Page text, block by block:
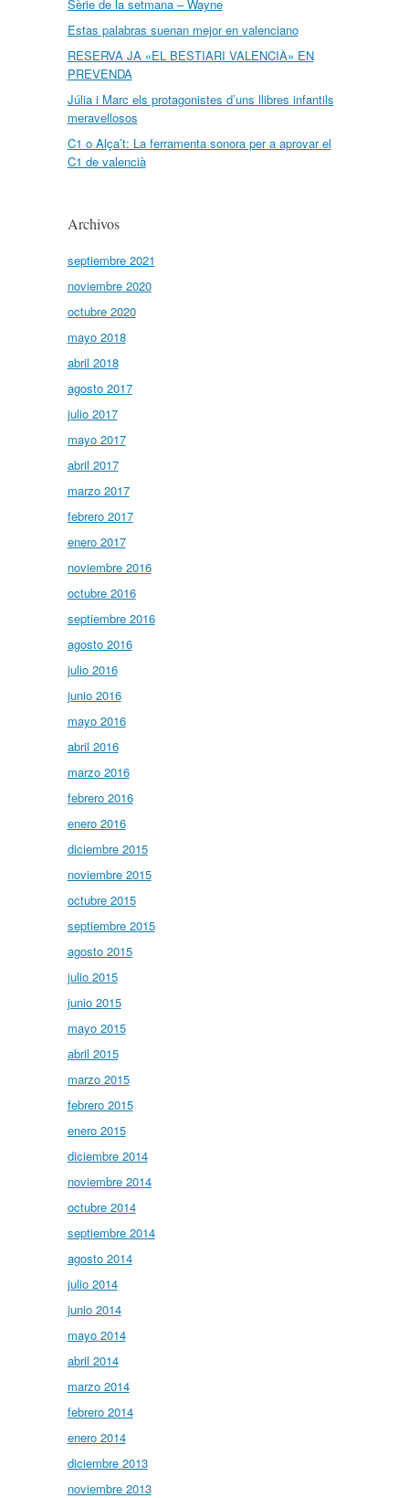
Sèrie de la setmana – Wayne
Estas palabras suenan mejor en valenciano
RESERVA JA «EL BESTIARI VALENCIÀ» EN
PREVENDA
Júlia i Marc els protagonistes d’uns llibres infantils
meravellosos
C1 o Alça’t: La ferramenta sonora per a aprovar el
C1 de valencià
Archivos
septiembre 2021
noviembre 2020
octubre 2020
mayo 2018
abril 2018
agosto 2017
julio 2017
mayo 2017
abril 2017
marzo 2017
febrero 2017
enero 2017
noviembre 2016
octubre 2016
septiembre 2016
agosto 2016
julio 2016
junio 2016
mayo 2016
abril 2016
marzo 2016
febrero 2016
enero 2016
diciembre 2015
noviembre 2015
octubre 2015
septiembre 2015
agosto 2015
julio 2015
junio 2015
mayo 2015
abril 2015
marzo 2015
febrero 2015
enero 2015
diciembre 2014
noviembre 2014
octubre 2014
septiembre 2014
agosto 2014
julio 2014
junio 2014
mayo 2014
abril 2014
marzo 2014
febrero 2014
enero 2014
diciembre 2013
noviembre 2013